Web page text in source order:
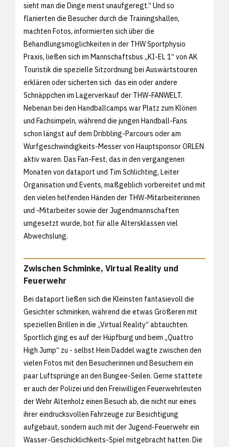
sieht man die Dinge meist unaufgeregt.“ Und so
flanierten die Besucher durch die Trainingshallen,
machten Fotos, informierten sich über die
Behandlungsmöglichkeiten in der THW Sportphysio
Praxis, ließen sich im Mannschaftsbus „KI-EL 1“ von AK
Touristik die spezielle Sitzordnung bei Auswärtstouren
erklären oder sicherten sich das ein oder andere
Schnäppchen im Lagerverkauf der THW-FANWELT.
Nebenan bei den Handballcamps war Platz zum Klönen
und Fachsimpeln, während die jungen Handball-Fans
schon längst auf dem Dribbling-Parcours oder am
Wurfgeschwindigkeits-Messer von Hauptsponsor ORLEN
aktiv waren. Das Fan-Fest, das in den vergangenen
Monaten von dataport und Tim Schlichting, Leiter
Organisation und Events, maßgeblich vorbereitet und mit
den vielen helfenden Händen der THW-Mitarbeiterinnen
und -Mitarbeiter sowie der Jugendmannschaften
umgesetzt wurde, bot für alle Altersklassen viel
Abwechslung.
Zwischen Schminke, Virtual Reality und
Feuerwehr
Bei dataport ließen sich die Kleinsten fantasievoll die
Gesichter schminken, während die etwas Größeren mit
speziellen Brillen in die „Virtual Reality“ abtauchten.
Sportlich ging es auf der Hüpfburg und beim „Quattro
High Jump“ zu - selbst Hein Daddel wagte zwischen den
vielen Fotos mit den Besucherinnen und Besuchern ein
paar Luftsprünge an den Bungee-Seilen. Gerne stattete
er auch der Polizei und den Freiwilligen Feuerwehrleuten
der Wehr Altenholz einen Besuch ab, die nicht nur eines
ihrer eindrucksvollen Fahrzeuge zur Besichtigung
aufgebaut, sondern auch mit der Jugend-Feuerwehr ein
Wasser-Geschicklichkeits-Spiel mitgebracht hatten. Die